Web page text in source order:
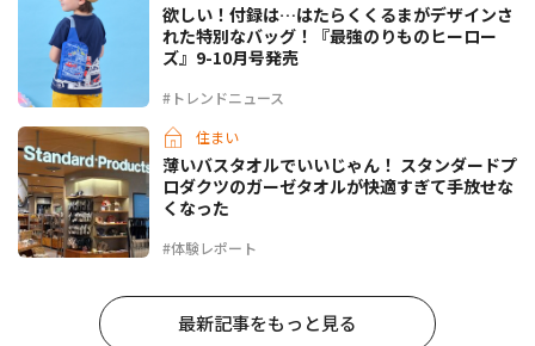
#トレンドニュース
欲しい！付録は…はたらくくるまがデザインさ
れた特別なバッグ！『最強のりものヒーロー
ズ』9-10月号発売
住まい
#体験レポート
薄いバスタオルでいいじゃん！ スタンダードプ
ロダクツのガーゼタオルが快適すぎて手放せな
くなった
最新記事をもっと見る